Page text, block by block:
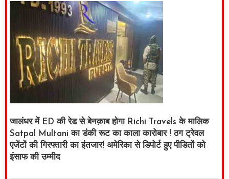
जालंधर में ED की रेड से बेनक़ाब होगा Richi Travels के मालिक
Satpal Multani का डंकी रूट का काला कारोबार ! ठग ट्रेवल
एजेंटों की गिरफ्तारी का इंतजार! अमेरिका से डिपोर्ट हुए पीडितों को
इंसाफ की उम्मीद